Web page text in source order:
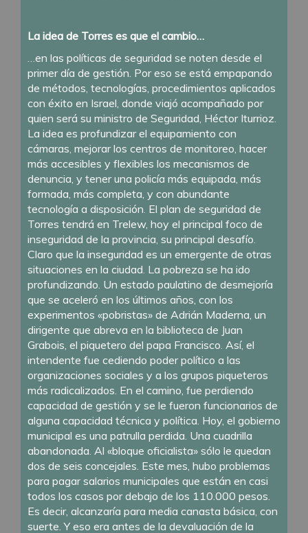
La idea de Torres es que el cambio…
…en las políticas de seguridad se noten desde el
primer día de gestión. Por eso se está empapando
de métodos, tecnologías, procedimientos aplicados
con éxito en Israel, donde viajó acompañado por
quien será su ministro de Seguridad, Héctor Iturrioz.
La idea es profundizar el equipamiento con
cámaras, mejorar los centros de monitoreo, hacer
más accesibles y flexibles los mecanismos de
denuncia, y tener una policía más equipada, más
formada, más completa, y con abundante
tecnología a disposición. El plan de seguridad de
Torres tendrá en Trelew, hoy el principal foco de
inseguridad de la provincia, su principal desafío.
Claro que la inseguridad es un emergente de otras
situaciones en la ciudad. La pobreza se ha ido
profundizando. Un estado paulatino de desmejoría
que se aceleró en los últimos años, con los
experimentos «pobristas» de Adrián Maderna, un
dirigente que abreva en la biblioteca de Juan
Grabois, el piquetero del papa Francisco. Así, el
intendente fue cediendo poder político a las
organizaciones sociales y a los grupos piqueteros
más radicalizados. En el camino, fue perdiendo
capacidad de gestión y se le fueron funcionarios de
alguna capacidad técnica y política. Hoy, el gobierno
municipal es una patrulla perdida. Una cuadrilla
abandonada. Al «bloque oficialista» sólo le quedan
dos de seis concejales. Este mes, hubo problemas
para pagar salarios municipales que están en casi
todos los casos por debajo de los 110.000 pesos.
Es decir, alcanzaría para media canasta básica, con
suerte. Y eso era antes de la devaluación de la